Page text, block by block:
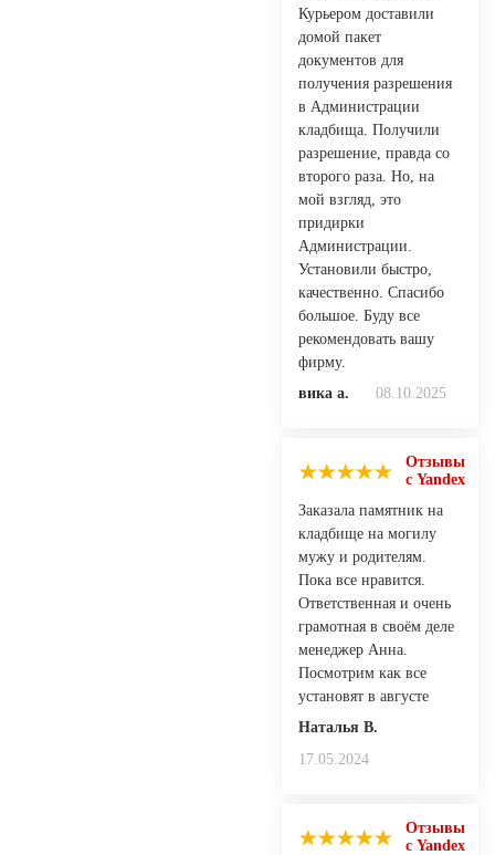
Курьером доставили
домой пакет
документов для
получения разрешения
в Администрации
кладбища. Получили
разрешение, правда со
второго раза. Но, на
мой взгляд, это
придирки
Администрации.
Установили быстро,
качественно. Спасибо
большое. Буду все
рекомендовать вашу
фирму.
вика а.
08.10.2025
Отзывы
с Yandex
Заказала памятник на
кладбище на могилу
мужу и родителям.
Пока все нравится.
Ответственная и очень
грамотная в своём деле
менеджер Анна.
Посмотрим как все
установят в августе
Наталья В.
17.05.2024
Отзывы
с Yandex